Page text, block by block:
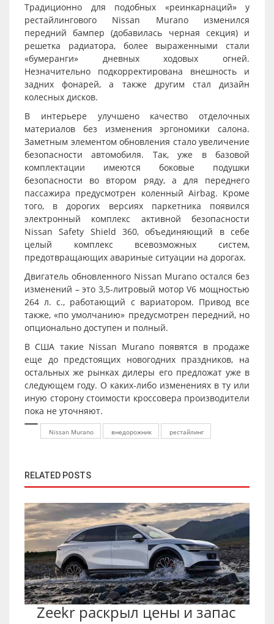
Традиционно для подобных «реинкарнаций» у
рестайлингового Nissan Murano изменился
передний бампер (добавилась черная секция) и
решетка радиатора, более выраженными стали
«бумеранги» дневных ходовых огней.
Незначительно подкорректирована внешность и
задних фонарей, а также другим стал дизайн
колесных дисков.
В интерьере улучшено качество отделочных
материалов без изменения эргономики салона.
Заметным элементом обновления стало увеличение
безопасности автомобиля. Так, уже в базовой
комплектации имеются боковые подушки
безопасности во втором ряду, а для переднего
пассажира предусмотрен коленный Airbag. Кроме
того, в дорогих версиях паркетника появился
электронный комплекс активной безопасности
Nissan Safety Shield 360, объединяющий в себе
целый комплекс всевозможных систем,
предотвращающих авариные ситуации на дорогах.
Двигатель обновленного Nissan Murano остался без
изменений – это 3,5-литровый мотор V6 мощностью
264 л. с., работающий с вариатором. Привод все
также, «по умолчанию» предусмотрен передний, но
опционально доступен и полный.
В США такие Nissan Murano появятся в продаже
еще до предстоящих новогодних праздников, на
остальных же рынках дилеры его предложат уже в
следующем году. О каких-либо изменениях в ту или
иную сторону стоимости кроссовера производители
пока не уточняют.
Nissan Murano внедорожник рестайлинг
RELATED POSTS
Zeekr раскрыл цены и запас